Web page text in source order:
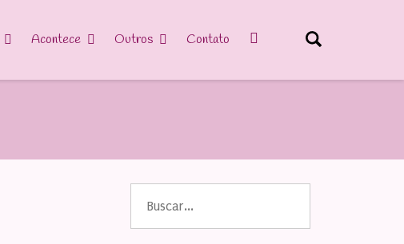
Acontece Outros Contato
por: